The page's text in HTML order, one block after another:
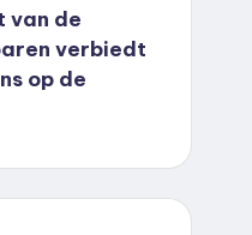
van de
verbiedt
op de